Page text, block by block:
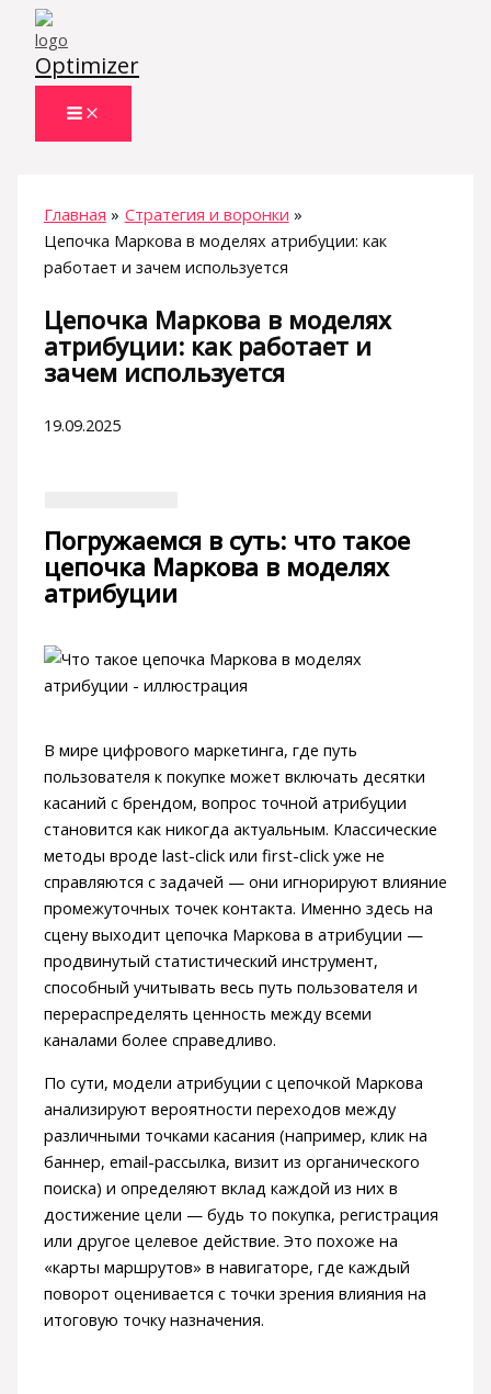
Перейти
содержимому
Optimizer
Главная
Стратегия и воронки
Цепочка Маркова в моделях атрибуции: как
работает и зачем используется
Цепочка Маркова в моделях
атрибуции: как работает и
зачем используется
19.09.2025
Погружаемся в суть: что такое
цепочка Маркова в моделях
атрибуции
В мире цифрового маркетинга, где путь
пользователя к покупке может включать десятки
касаний с брендом, вопрос точной атрибуции
становится как никогда актуальным. Классические
методы вроде last-click или first-click уже не
справляются с задачей — они игнорируют влияние
промежуточных точек контакта. Именно здесь на
сцену выходит цепочка Маркова в атрибуции —
продвинутый статистический инструмент,
способный учитывать весь путь пользователя и
перераспределять ценность между всеми
каналами более справедливо.
По сути, модели атрибуции с цепочкой Маркова
анализируют вероятности переходов между
различными точками касания (например, клик на
баннер, email-рассылка, визит из органического
поиска) и определяют вклад каждой из них в
достижение цели — будь то покупка, регистрация
или другое целевое действие. Это похоже на
«карты маршрутов» в навигаторе, где каждый
поворот оценивается с точки зрения влияния на
итоговую точку назначения.